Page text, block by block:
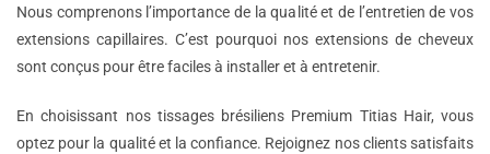
Nous comprenons l’importance de la qualité et de l’entretien de vos
extensions capillaires. C’est pourquoi nos extensions de cheveux
sont conçus pour être faciles à installer et à entretenir.
En choisissant nos tissages brésiliens Premium Titias Hair, vous
optez pour la qualité et la confiance. Rejoignez nos clients satisfaits